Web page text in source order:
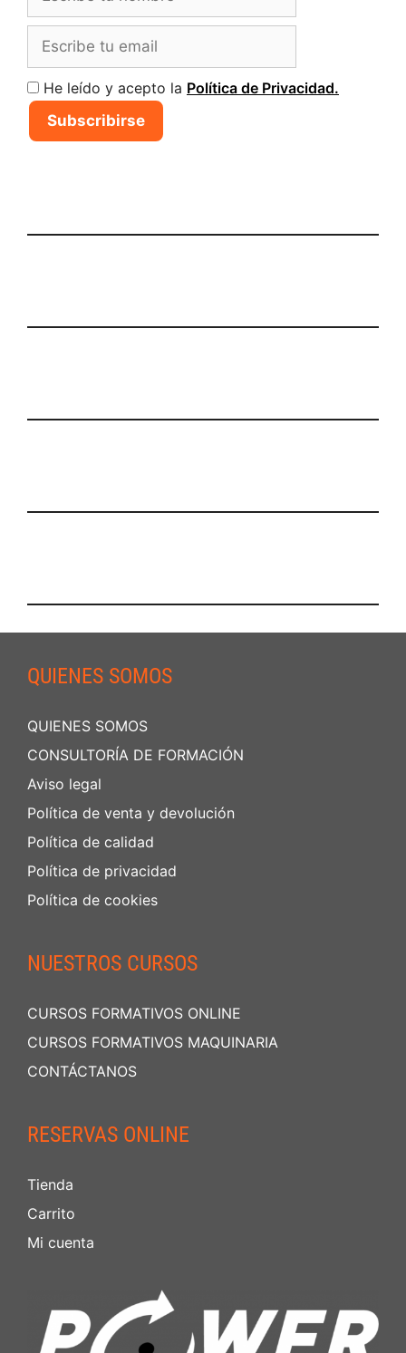
He leído y acepto la Política de Privacidad.
QUIENES SOMOS
QUIENES SOMOS
CONSULTORÍA DE FORMACIÓN
Aviso legal
Política de venta y devolución
Política de calidad
Política de privacidad
Política de cookies
NUESTROS CURSOS
CURSOS FORMATIVOS ONLINE
CURSOS FORMATIVOS MAQUINARIA
CONTÁCTANOS
RESERVAS ONLINE
Tienda
Carrito
Mi cuenta